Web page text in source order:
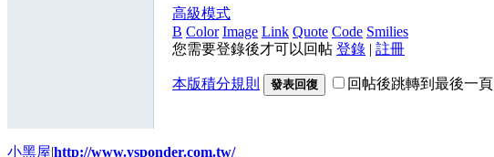
高級模式
B Color Image Link Quote Code Smilies
您需要登錄後才可以回帖 登錄 | 註冊
本版積分規則 發表回復 回帖後跳轉到最後一頁
小黑屋|http://www.ysponder.com.tw/